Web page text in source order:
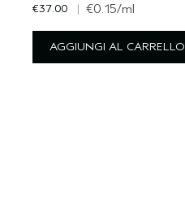
€37.00 | €0.15/ml
AGGIUNGI AL CARRELLO